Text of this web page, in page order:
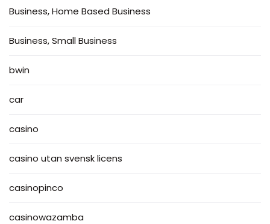
Business, Home Based Business
Business, Small Business
bwin
car
casino
casino utan svensk licens
casinopinco
casinowazamba